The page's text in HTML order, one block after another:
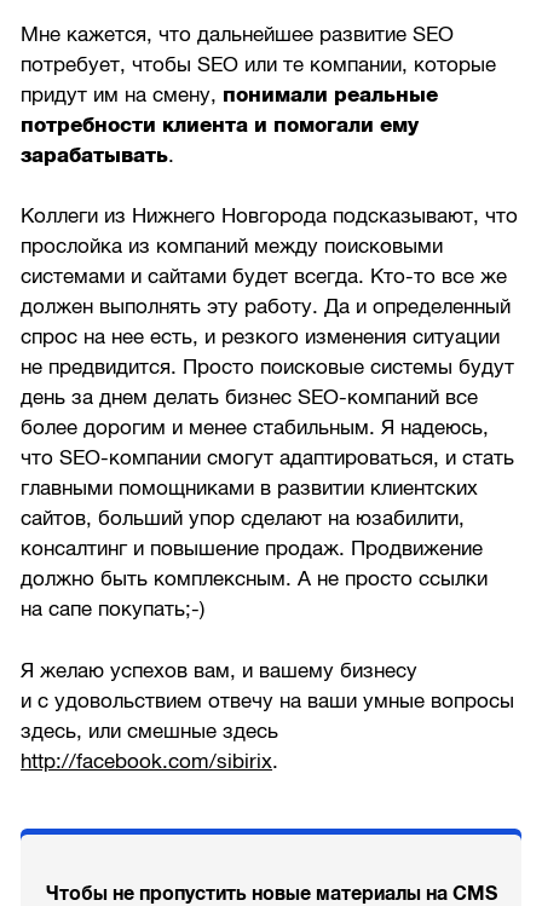
Мне кажется, что дальнейшее развитие SEO
потребует, чтобы SEO или те компании, которые
придут им на смену, понимали реальные
потребности клиента и помогали ему
зарабатывать.
Коллеги из Нижнего Новгорода подсказывают, что
прослойка из компаний между поисковыми
системами и сайтами будет всегда. Кто-то все же
должен выполнять эту работу. Да и определенный
спрос на нее есть, и резкого изменения ситуации
не предвидится. Просто поисковые системы будут
день за днем делать бизнес SEO-компаний все
более дорогим и менее стабильным. Я надеюсь,
что SEO-компании смогут адаптироваться, и стать
главными помощниками в развитии клиентских
сайтов, больший упор сделают на юзабилити,
консалтинг и повышение продаж. Продвижение
должно быть комплексным. А не просто ссылки
на сапе покупать;-)
Я желаю успехов вам, и вашему бизнесу
и с удовольствием отвечу на ваши умные вопросы
здесь, или смешные здесь
http://facebook.com/sibirix.
Чтобы не пропустить новые материалы на CMS